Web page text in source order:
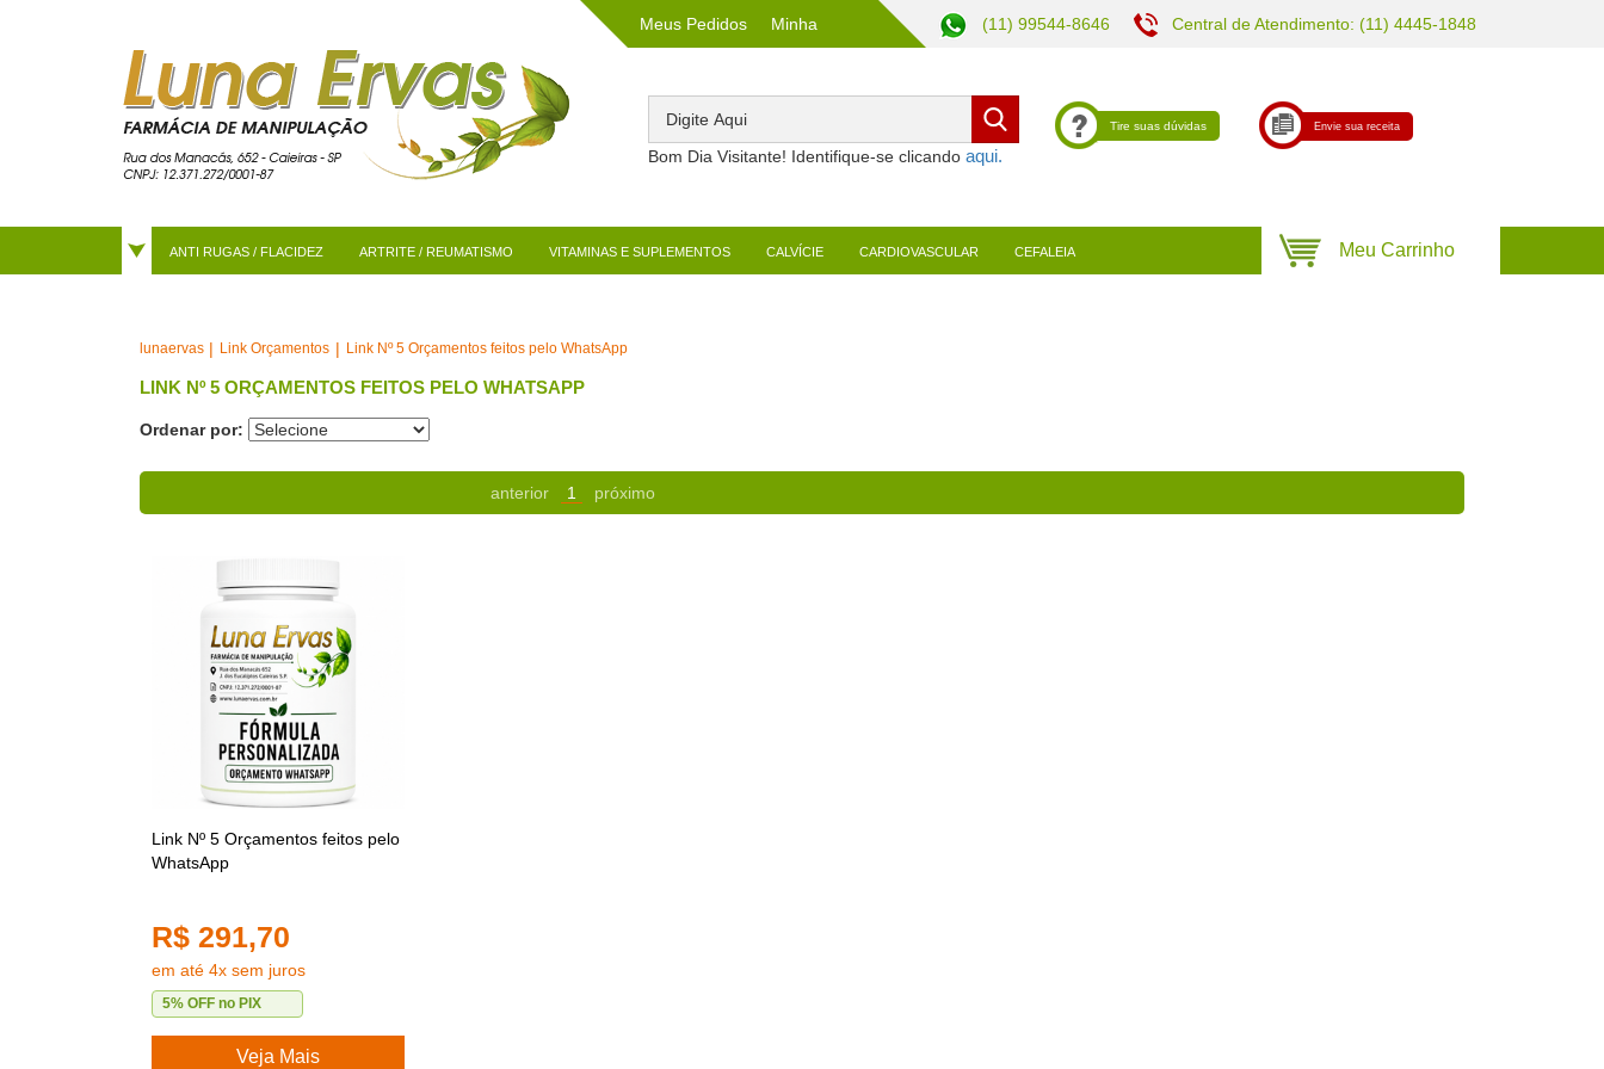
Meus Pedidos Minha (11) 99544-8646 Central de Atendimento: (11) 4445-1848
Bom Dia Visitante! Identifique-se clicando
Tire suas dúvidas Envie sua receita
ANTI RUGAS / FLACIDEZ ARTRITE / REUMATISMO VITAMINAS E SUPLEMENTOS CALVÍCIE CARDIOVASCULAR CEFALEIA
lunaervas Link Orçamentos Link Nº 5 Orçamentos feitos pelo WhatsApp
LINK Nº 5 ORÇAMENTOS FEITOS PELO WHATSAPP
Ordenar por:
anterior 1 próximo
Link Nº 5 Orçamentos feitos pelo
WhatsApp
R$ 291,70
em até 4x sem juros
5% OFF no PIX
Veja Mais